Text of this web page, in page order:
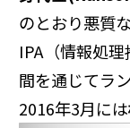
のとおり悪質
IPA（情報処
間を通じてラ
2016年3月には